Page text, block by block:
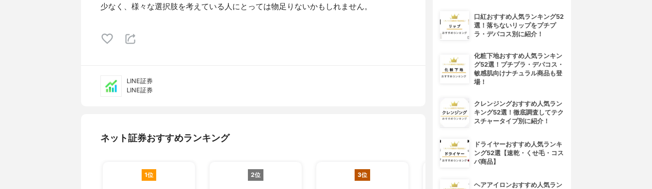
少なく、様々な選択肢を考えている人にとっては物足りないかもしれません。
LINE証券
LINE証券
ネット証券おすすめランキング
1位 2位 3位
口紅おすすめ人気ランキング52
選！落ちないリップをプチプ
ラ・デパコス別に紹介！
化粧下地おすすめ人気ランキン
グ52選！プチプラ・デパコス・
敏感肌向けナチュラル商品も登
場！
クレンジングおすすめ人気ラン
キング52選！徹底調査してテク
スチャータイプ別に紹介！
ドライヤーおすすめ人気ランキ
ング52選【速乾・くせ毛・コス
パ商品】
ヘアアイロンおすすめ人気ラン